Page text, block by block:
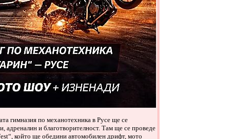
гимназия по механотехника в Русе ще се
адреналин и благотворителност. Там ще се проведе
който ще обедини автомобилен дрифт, мото